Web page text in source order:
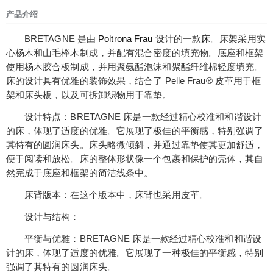
产品介绍
BRETAGNE 是由 Poltrona Frau 设计的一款床。床架采用实
心杨木和山毛榉木制成，并配有混合密度的填充物。底座和框架
使用杨木胶合板制成，并用聚氨酯泡沫和聚酯纤维棉轻度填充。
床的设计具有优雅的装饰效果，结合了 Pelle Frau® 皮革用于框
架和床头板，以及可拆卸织物用于靠垫。
设计特点：BRETAGNE 床是一款经过精心校准和和谐设计
的床，体现了适度的优雅。它展现了极佳的平衡感，特别强调了
其特有的圆润床头。床头略微倾斜，并通过靠垫使其更加舒适，
便于阅读和放松。床的整体形状像一个包裹和保护的壳体，其自
然完成于底座和框架的简洁线条中。
床背版本：在这个版本中，床背也采用皮革。
设计与结构：
平衡与优雅：BRETAGNE 床是一款经过精心校准和和谐设
计的床，体现了适度的优雅。它展现了一种极佳的平衡感，特别
强调了其特有的圆润床头。